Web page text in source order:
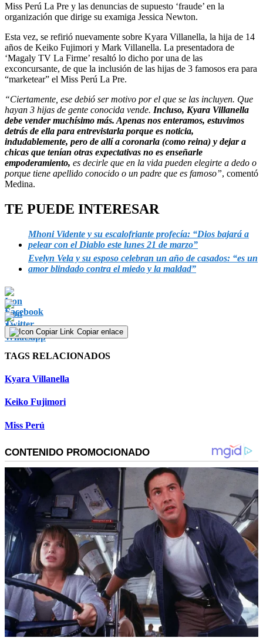
Miss Perú La Pre y las denuncias de supuesto ‘fraude’ en la
organización que dirige su examiga Jessica Newton.
Esta vez, se refirió nuevamente sobre Kyara Villanella, la hija de 14
años de Keiko Fujimori y Mark Villanella. La presentadora de
‘Magaly TV La Firme’ resaltó lo dicho por una de las
exconcursante, de que la inclusión de las hijas de 3 famosos era para
“marketear” el Miss Perú La Pre.
“Ciertamente, ese debió ser motivo por el que se las incluyen. Que
hayan 3 hijas de gente conocida vende. Incluso, Kyara Villanella
debe vender muchísimo más. Apenas nos enteramos, estuvimos
detrás de ella para entrevistarla porque es noticia,
indudablemente, pero de allí a coronarla (como reina) y dejar a
chicas que tenían otras expectativas no es enseñarle
empoderamiento, es decirle que en la vida pueden elegirte a dedo o
porque tiene apellido conocido o un padre que es famoso”, comentó
Medina.
TE PUEDE INTERESAR
Mhoni Vidente y su escalofriante profecía: “Dios bajará a
pelear con el Diablo este lunes 21 de marzo”
Evelyn Vela y su esposo celebran un año de casados: “es un
amor blindado contra el miedo y la maldad”
Copiar enlace
TAGS RELACIONADOS
Kyara Villanella
Keiko Fujimori
Miss Perú